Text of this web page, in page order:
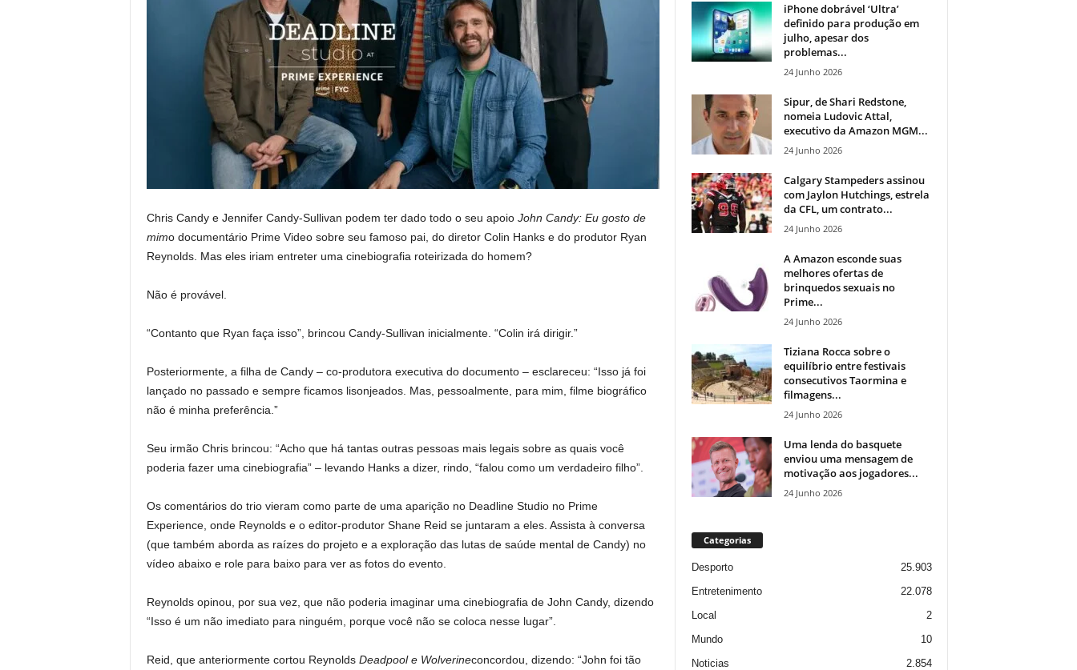
Chris Candy e Jennifer Candy-Sullivan podem ter dado todo o seu apoio John Candy: Eu gosto de
mimo documentário Prime Video sobre seu famoso pai, do diretor Colin Hanks e do produtor Ryan
Reynolds. Mas eles iriam entreter uma cinebiografia roteirizada do homem?
Não é provável.
“Contanto que Ryan faça isso”, brincou Candy-Sullivan inicialmente. “Colin irá dirigir.”
Posteriormente, a filha de Candy – co-produtora executiva do documento – esclareceu: “Isso já foi
lançado no passado e sempre ficamos lisonjeados. Mas, pessoalmente, para mim, filme biográfico
não é minha preferência.”
Seu irmão Chris brincou: “Acho que há tantas outras pessoas mais legais sobre as quais você
poderia fazer uma cinebiografia” – levando Hanks a dizer, rindo, “falou como um verdadeiro filho”.
Os comentários do trio vieram como parte de uma aparição no Deadline Studio no Prime
Experience, onde Reynolds e o editor-produtor Shane Reid se juntaram a eles. Assista à conversa
(que também aborda as raízes do projeto e a exploração das lutas de saúde mental de Candy) no
vídeo abaixo e role para baixo para ver as fotos do evento.
Reynolds opinou, por sua vez, que não poderia imaginar uma cinebiografia de John Candy, dizendo
“Isso é um não imediato para ninguém, porque você não se coloca nesse lugar”.
Reid, que anteriormente cortou Reynolds Deadpool e Wolverineconcordou, dizendo: “John foi tão
iPhone dobrável ‘Ultra’
definido para produção em
julho, apesar dos
problemas...
24 Junho 2026
Sipur, de Shari Redstone,
nomeia Ludovic Attal,
executivo da Amazon MGM...
24 Junho 2026
Calgary Stampeders assinou
com Jaylon Hutchings, estrela
da CFL, um contrato...
24 Junho 2026
A Amazon esconde suas
melhores ofertas de
brinquedos sexuais no
Prime...
24 Junho 2026
Tiziana Rocca sobre o
equilíbrio entre festivais
consecutivos Taormina e
filmagens...
24 Junho 2026
Uma lenda do basquete
enviou uma mensagem de
motivação aos jogadores...
24 Junho 2026
Categorias
Desporto
25.903
Entretenimento
22.078
Local
2
Mundo
10
Noticias
2.854